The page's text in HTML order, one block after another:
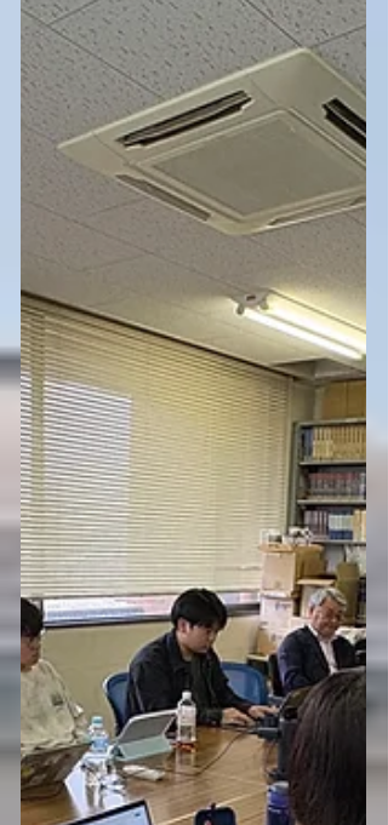
得しました。4回裏で坂倉選手のホーム
ランにより1点を返したものの、その
後、5回、9回表で失点し、惜しくも敗
れてしまいました。 試合結果は残念で
したが、五月晴れの心地よい風の中、
研究室のみんなでワイワイと冷たいビ
ールや球場グルメを堪能し、最高の息
抜きになりました！この悔しさはこれ
からの研究へのエネルギーに変えて、
また明日から全員で頑張っていきたい
と思います！